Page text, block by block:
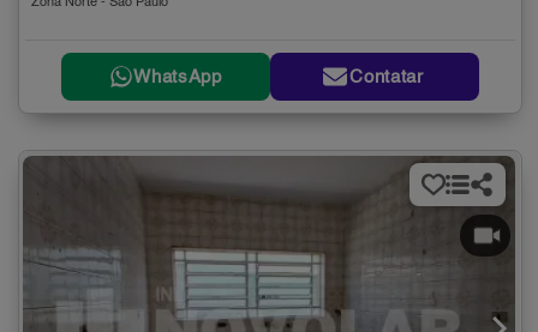
Zona Norte - São Paulo
WhatsApp Contatar